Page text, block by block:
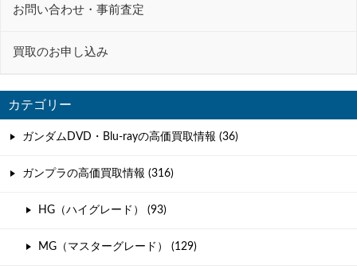
お問い合わせ・事前査定
買取のお申し込み
カテゴリー
ガンダムDVD・Blu-rayの高価買取情報 (36)
ガンプラの高価買取情報 (316)
HG（ハイグレード） (93)
MG（マスターグレード） (129)